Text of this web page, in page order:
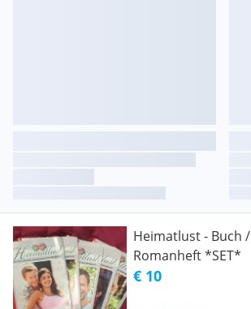
Heimatlust - Buch /
Romanheft *SET*
€ 10